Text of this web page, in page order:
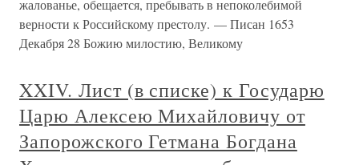
жалованье, обещается, пребывать в непоколебимой
верности к Российскому престолу. — Писан 1653
Декабря 28 Божию милостию, Великому
XXIV. Лист (в списке) к Государю
Царю Алексею Михайловичу от
Запорожского Гетмана Богдана